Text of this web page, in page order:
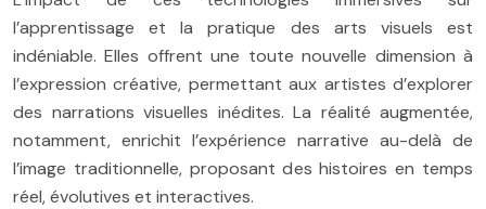
l’apprentissage et la pratique des arts visuels est
indéniable. Elles offrent une toute nouvelle dimension à
l’expression créative, permettant aux artistes d’explorer
des narrations visuelles inédites. La réalité augmentée,
notamment, enrichit l’expérience narrative au-delà de
l’image traditionnelle, proposant des histoires en temps
réel, évolutives et interactives.